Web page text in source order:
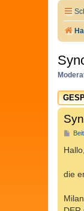
Hallo,
die